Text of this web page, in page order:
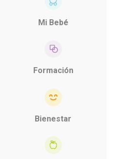
Mi Bebé
Formación
Bienestar